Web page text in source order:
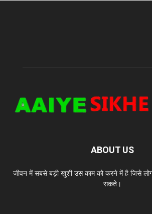
ABOUT US
जीवन में सबसे बड़ी खुशी उस काम को करने में है जिसे
सकते।